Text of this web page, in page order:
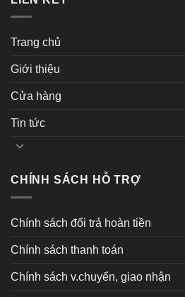
Trang chủ
Giới thiệu
Cửa hàng
Tin tức
CHÍNH SÁCH HỖ TRỢ
Chính sách đổi trả hoàn tiền
Chính sách thanh toán
Chính sách v.chuyển, giao nhận